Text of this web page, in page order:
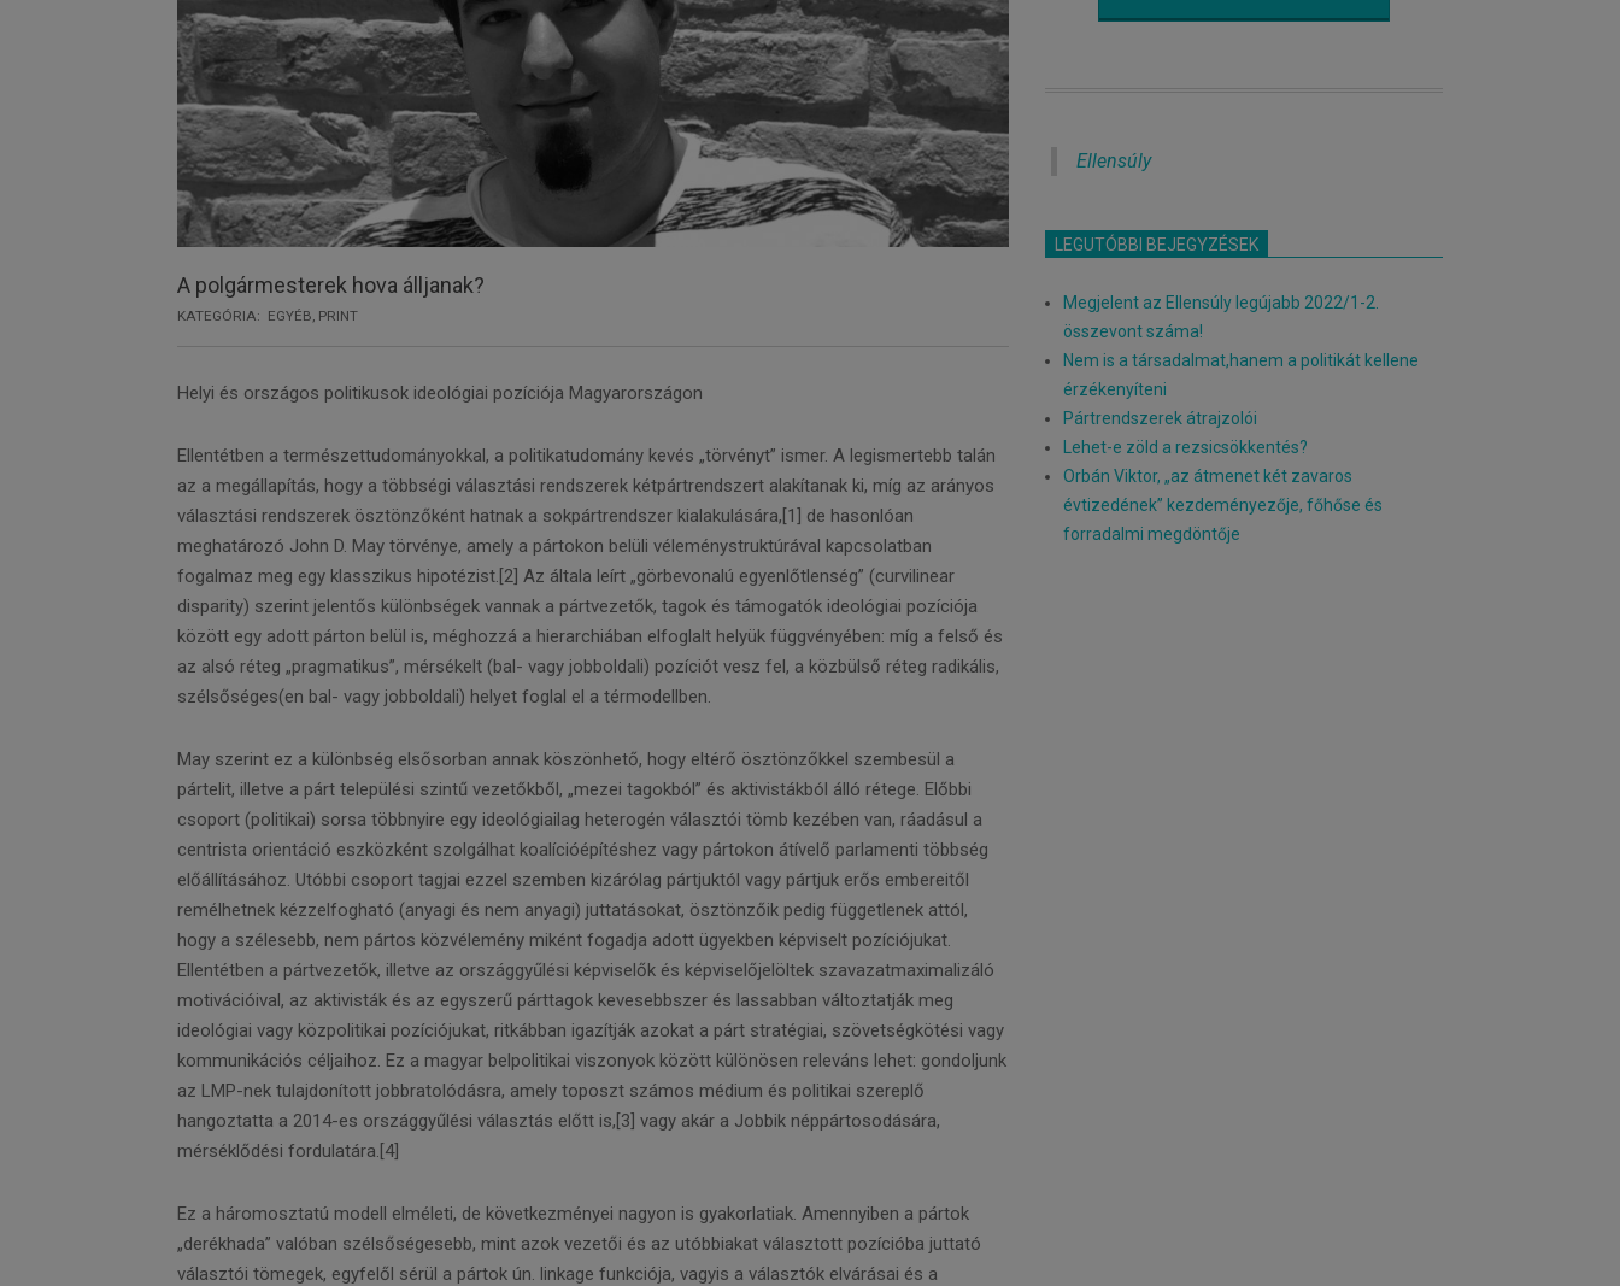
A polgármesterek hova álljanak?
KATEGÓRIA: EGYÉB PRINT
Helyi és országos politikusok ideológiai pozíciója Magyarországon
Ellentétben a természettudományokkal, a politikatudomány kevés „törvényt” ismer. A legismertebb talán
az a megállapítás, hogy a többségi választási rendszerek kétpártrendszert alakítanak ki, míg az arányos
választási rendszerek ösztönzőként hatnak a sokpártrendszer kialakulására,[1] de hasonlóan
meghatározó John D. May törvénye, amely a pártokon belüli véleménystruktúrával kapcsolatban
fogalmaz meg egy klasszikus hipotézist.[2] Az általa leírt „görbevonalú egyenlőtlenség” (curvilinear
disparity) szerint jelentős különbségek vannak a pártvezetők, tagok és támogatók ideológiai pozíciója
között egy adott párton belül is, méghozzá a hierarchiában elfoglalt helyük függvényében: míg a felső és
az alsó réteg „pragmatikus”, mérsékelt (bal- vagy jobboldali) pozíciót vesz fel, a közbülső réteg radikális,
szélsőséges(en bal- vagy jobboldali) helyet foglal el a térmodellben.
May szerint ez a különbség elsősorban annak köszönhető, hogy eltérő ösztönzőkkel szembesül a
pártelit, illetve a párt települési szintű vezetőkből, „mezei tagokból” és aktivistákból álló rétege. Előbbi
csoport (politikai) sorsa többnyire egy ideológiailag heterogén választói tömb kezében van, ráadásul a
centrista orientáció eszközként szolgálhat koalícióépítéshez vagy pártokon átívelő parlamenti többség
előállításához. Utóbbi csoport tagjai ezzel szemben kizárólag pártjuktól vagy pártjuk erős embereitől
remélhetnek kézzelfogható (anyagi és nem anyagi) juttatásokat, ösztönzőik pedig függetlenek attól,
hogy a szélesebb, nem pártos közvélemény miként fogadja adott ügyekben képviselt pozíciójukat.
Ellentétben a pártvezetők, illetve az országgyűlési képviselők és képviselőjelöltek szavazatmaximalizáló
motivációival, az aktivisták és az egyszerű párttagok kevesebbszer és lassabban változtatják meg
ideológiai vagy közpolitikai pozíciójukat, ritkábban igazítják azokat a párt stratégiai, szövetségkötési vagy
kommunikációs céljaihoz. Ez a magyar belpolitikai viszonyok között különösen releváns lehet: gondoljunk
az LMP-nek tulajdonított jobbratolódásra, amely toposzt számos médium és politikai szereplő
hangoztatta a 2014-es országgyűlési választás előtt is,[3] vagy akár a Jobbik néppártosodására,
mérséklődési fordulatára.[4]
Ez a háromosztatú modell elméleti, de következményei nagyon is gyakorlatiak. Amennyiben a pártok
„derékhada” valóban szélsőségesebb, mint azok vezetői és az utóbbiakat választott pozícióba juttató
választói tömegek, egyfelől sérül a pártok ún. linkage funkciója, vagyis a választók elvárásai és a
Ellensúly
LEGUTÓBBI BEJEGYZÉSEK
Megjelent az Ellensúly legújabb 2022/1-2.
összevont száma!
Nem is a társadalmat,hanem a politikát kellene
érzékenyíteni
Pártrendszerek átrajzolói
Lehet-e zöld a rezsicsökkentés?
Orbán Viktor, „az átmenet két zavaros
évtizedének” kezdeményezője, főhőse és
forradalmi megdöntője